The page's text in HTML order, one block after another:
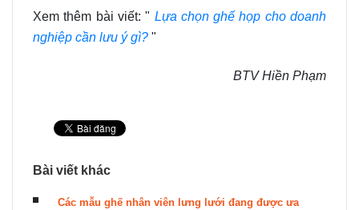
Xem thêm bài viết: " Lựa chọn ghế họp cho doanh
nghiệp cần lưu ý gì? "
BTV Hiền Phạm
Bài viết khác
Các mẫu ghế nhân viên lưng lưới đang được ưa